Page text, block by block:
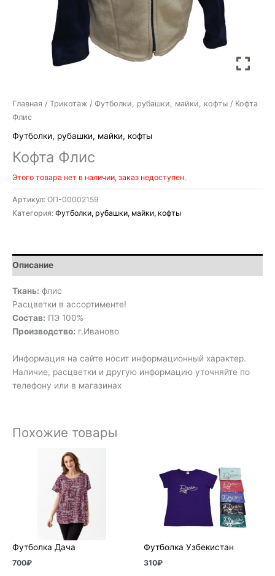
Главная / Трикотаж / Футболки, рубашки, майки, кофты / Кофта
Флис
Футболки, рубашки, майки, кофты
Кофта Флис
Этого товара нет в наличии, заказ недоступен.
Артикул: ОП-00002159
Категория: Футболки, рубашки, майки, кофты
Описание
Ткань: флис
Расцветки в ассортименте!
Состав: ПЭ 100%
Производство: г.Иваново
Информация на сайте носит информационный характер.
Наличие, расцветки и другую информацию уточняйте по
телефону или в магазинах
Похожие товары
Футболка Дача
700₽
Футболка Узбекистан
310₽